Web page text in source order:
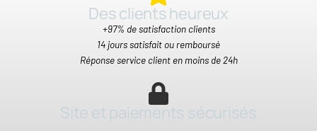
Des clients heureux​
+97% de satisfaction clients
14 jours satisfait ou remboursé
Réponse service client en moins de 24h
Site et paiements sécurisés